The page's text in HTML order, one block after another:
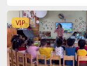
VIP